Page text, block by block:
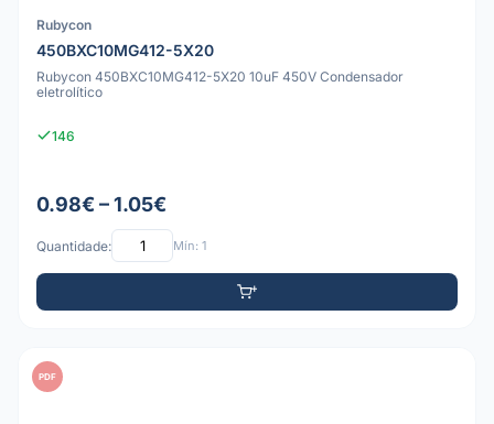
Rubycon
450BXC10MG412-5X20
Rubycon 450BXC10MG412-5X20 10uF 450V Condensador
eletrolítico
146
0.98€ – 1.05€
Quantidade: Mín: 1
PDF